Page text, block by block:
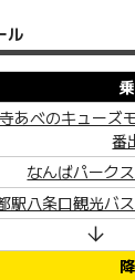
ル
あべのキューズ
番
なんばパーク
駅八条口観光バ